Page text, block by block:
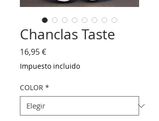
Chanclas Taste
16,95 €Precio
Impuesto incluido
COLOR *